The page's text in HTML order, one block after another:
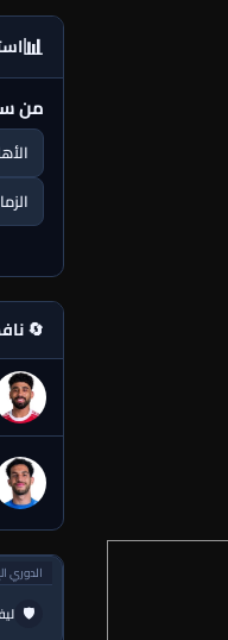
📊
من
🔄
الدوري
🛡